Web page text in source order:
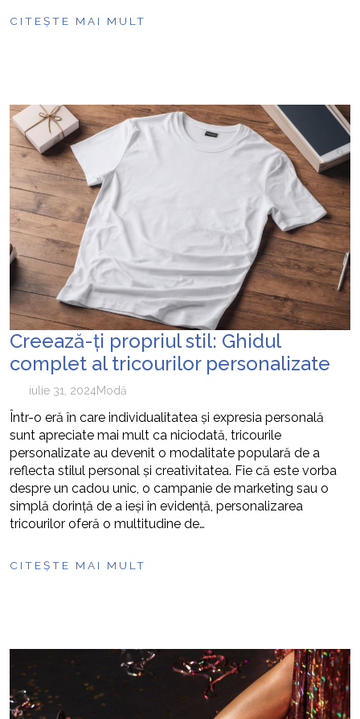
CITEȘTE MAI MULT
Creează-ți propriul stil: Ghidul
complet al tricourilor personalizate
iulie 31, 2024Modă
Într-o eră în care individualitatea și expresia personală
sunt apreciate mai mult ca niciodată, tricourile
personalizate au devenit o modalitate populară de a
reflecta stilul personal și creativitatea. Fie că este vorba
despre un cadou unic, o campanie de marketing sau o
simplă dorință de a ieși în evidență, personalizarea
tricourilor oferă o multitudine de…
CITEȘTE MAI MULT